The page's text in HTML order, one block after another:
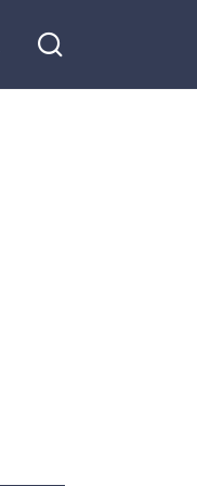
egy kisfia :
bevallotta,